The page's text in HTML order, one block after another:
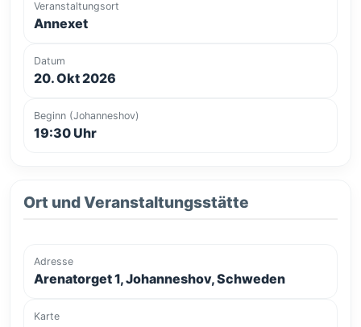
Veranstaltungsort
Annexet
Datum
20. Okt 2026
Beginn (Johanneshov)
19:30 Uhr
Ort und Veranstaltungsstätte
Adresse
Arenatorget 1, Johanneshov, Schweden
Karte